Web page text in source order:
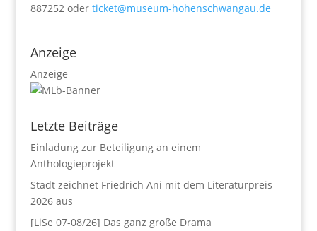
887252 oder ticket@museum-hohenschwangau.de
Anzeige
Anzeige
Letzte Beiträge
Einladung zur Beteiligung an einem
Anthologieprojekt
Stadt zeichnet Friedrich Ani mit dem Literaturpreis
2026 aus
[LiSe 07-08/26] Das ganz große Drama